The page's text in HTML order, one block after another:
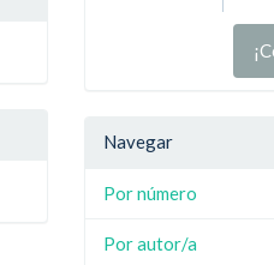
Navegar
Por número
Por autor/a